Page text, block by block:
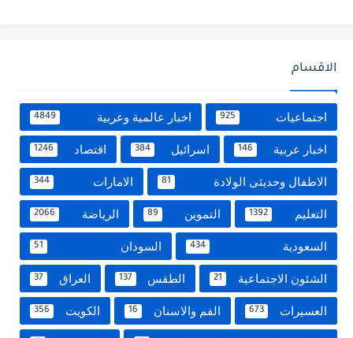
الاقسام
اجتماعيات 925 اخبار عالمية وعربية 4849
اخبار عربية 146 اسرائيل 384 اقتصاد 1246
الاطفال وحديثى الولادة 81 الامارات 344
التعليم 1392 التموين 89 الرياضة 2066
السعودية 434 السودان 51
الشئون الاجتماعية 21 الطقس 137 العراق 37
العسيرات 673 الفم والاسنان 16 الكويت 356